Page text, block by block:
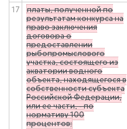
17
платы, полученной по
результатам конкурса на
право заключения
договора о
предоставлении
рыбопромыслового
участка, состоящего из
акватории водного
объекта, находящегося в
собственности субъекта
Российской Федерации,
или ее части, - по
нормативу 100
процентов;